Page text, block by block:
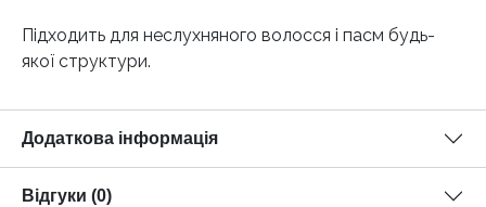
Підходить для неслухняного волосся і пасм будь-
якої структури.
Додаткова інформація
Відгуки (0)